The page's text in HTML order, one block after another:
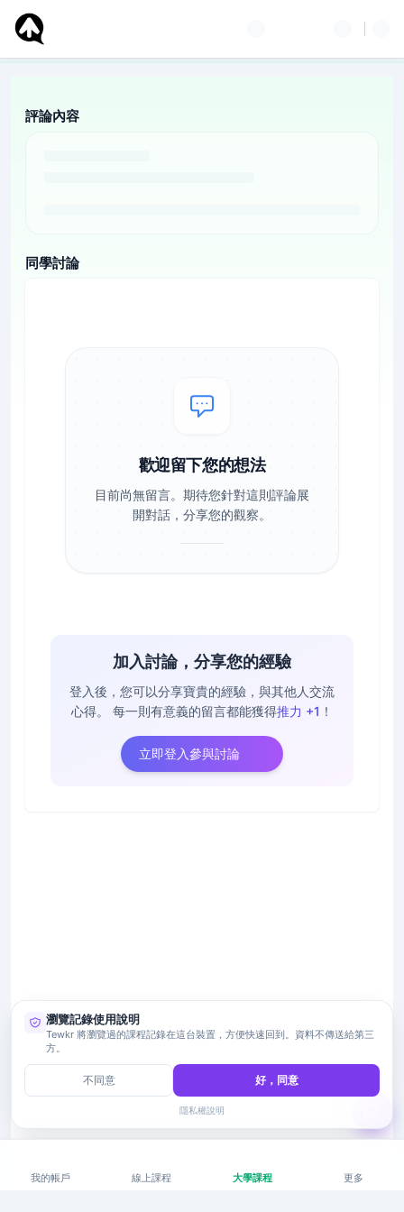
評論內容
同學討論
歡迎留下您的想法
目前尚無留言。期待您針對這則評論展
開對話，分享您的觀察。
加入討論，分享您的經驗
登入後，您可以分享寶貴的經驗，與其他人交流
心得。
每一則有意義的留言都能獲得推力 +1 ！
立即登入參與討論
我的帳戶 線上課程 大學課程 更多
瀏覽記錄使用說明
Tewkr 將瀏覽過的課程記錄在這台裝置，方便快速回到。資料不傳送給第三
方。
不同意 好，同意
隱私權說明